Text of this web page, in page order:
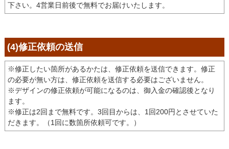
下さい。4営業日前後で無料でお届けいたします。
(4)修正依頼の送信
※修正したい箇所があるかたは、修正依頼を送信できます。修正
の必要が無い方は、修正依頼を送信する必要はございません。
※デザインの修正依頼が可能になるのは、御入金の確認後となり
ます。
※修正は2回まで無料です。3回目からは、1回200円とさせていた
だきます。（1回に数箇所依頼可です。）